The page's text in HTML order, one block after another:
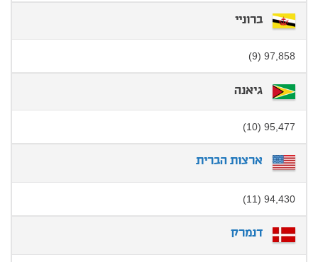
ברוניי
97,858 (9)
גיאנה
95,477 (10)
ארצות הברית
94,430 (11)
דנמרק